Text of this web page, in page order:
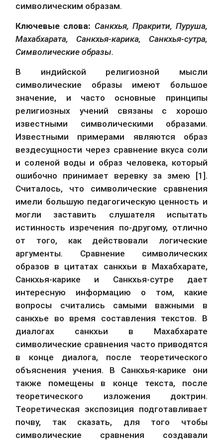
символическим образам.
Ключевые слова: Санкхья, Пракрити, Пуруша,
Махабхарата, Санкхья-карика, Санкхья-сутра,
Символические образы.
В индийской религиозной мысли
символические образы имеют большое
значение, и часто основные принципы
религиозных учений связаны с хорошо
известными символическими образами.
Известными примерами являются образ
вездесущности через сравнение вкуса соли
и соленой воды и образ человека, который
ошибочно принимает веревку за змею [1].
Считалось, что символические сравнения
имели большую педагогическую ценность и
могли заставить слушателя испытать
истинность изречения по-другому, отлично
от того, как действовали логические
аргументы. Сравнение символических
образов в цитатах санкхьи в Махабхарате,
Санкхья-карике и Санкхья-сутре дает
интересную информацию о том, какие
вопросы считались самыми важными в
санкхье во время составления текстов. В
диалогах санкхьи в Махабхарате
символические сравнения часто приводятся
в конце диалога, после теоретического
объяснения учения. В Санкхья-карике они
также помещены в конце текста, после
теоретического изложения доктрин.
Теоретическая экспозиция подготавливает
почву, так сказать, для того чтобы
символические сравнения создавали